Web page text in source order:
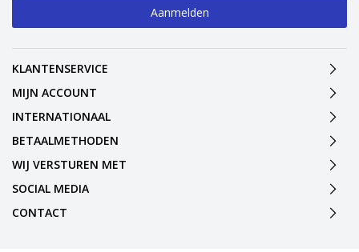
Aanmelden
KLANTENSERVICE
MIJN ACCOUNT
INTERNATIONAAL
BETAALMETHODEN
WIJ VERSTUREN MET
SOCIAL MEDIA
CONTACT